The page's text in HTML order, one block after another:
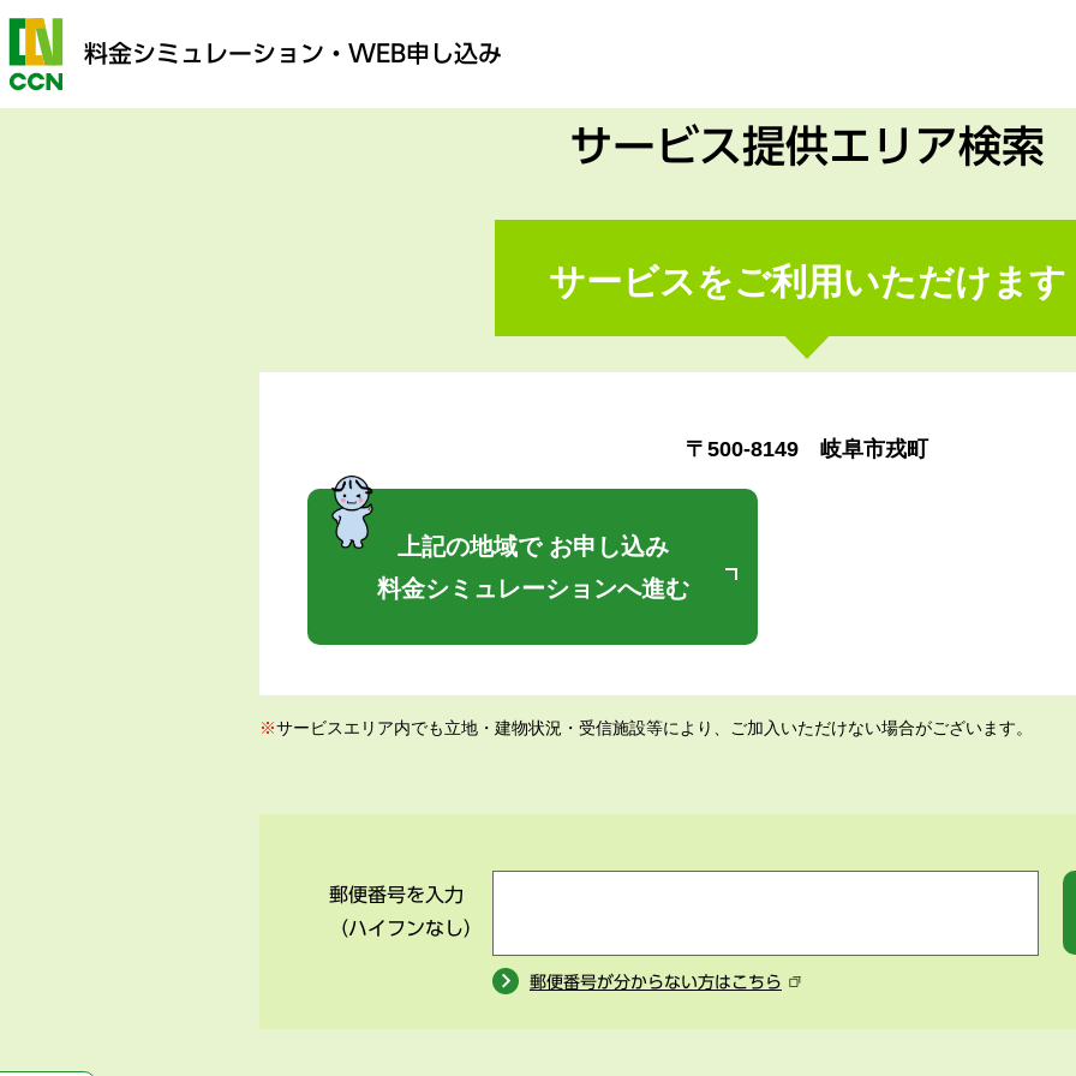
料金シミュレーション ・WEB申し込み
サービス提供エリア検索
サービスをご利用いただけます
〒500-8149 岐阜市戎町
上記の地域で お申し込み
料金シミュレーションへ進む
※サービスエリア内でも立地・建物状況・受信施設等により、ご加入いただけない場合がございます。
郵便番号を入力
（ハイフンなし）
郵便番号が分からない方はこちら